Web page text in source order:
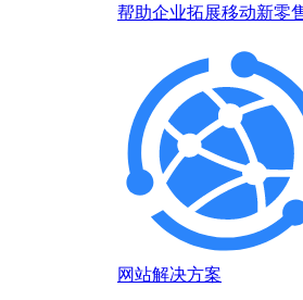
帮助企业拓展移动新零
网站解决方案